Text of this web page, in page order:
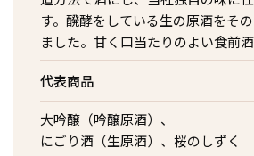
す。醗酵をしている生の原酒をそ
ました。甘く口当たりのよい食前酒
代表商品
大吟醸（吟醸原酒）、
にごり酒（生原酒）、桜のしずく